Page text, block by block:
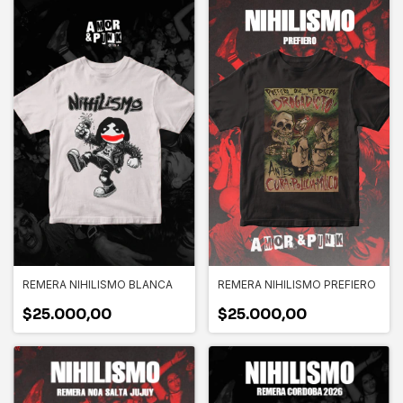
REMERA NIHILISMO BLANCA
$25.000,00
REMERA NIHILISMO PREFIERO
$25.000,00